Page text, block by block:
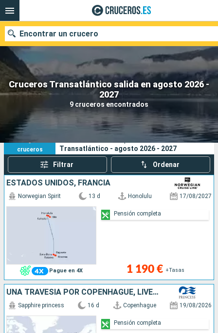
Cruceros Transatlántico salida en agosto 2026 -
2027
9 cruceros encontrados
Encontrar un crucero
Nuestros destinos
Fecha de salida
Puertos Compañías
Buscar
9
cruceros
Transatlántico - agosto 2026 - 2027
Filtrar Ordenar
ESTADOS UNIDOS, FRANCIA
Pague en 4X
Norwegian Spirit 13 d Honolulu 17/08/2027
1 190 € +Tasas
Pensión completa
UNA TRAVESÍA POR COPENHAGUE, LIVERPOOL Y
Sapphire princess 16 d Copenhague 19/08/2026
Pensión completa